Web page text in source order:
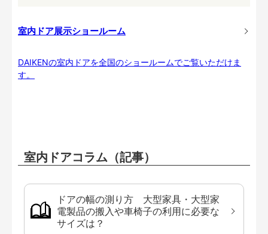
室内ドア展示ショールーム
DAIKENの室内ドアを全国のショールームでご覧いただけま
す。
室内ドアコラム（記事）
ドアの幅の測り方 大型家具・大型家
電製品の搬入や車椅子の利用に必要な
サイズは？